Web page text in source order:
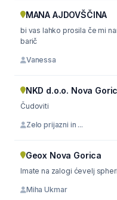
MANA AJDOVŠČINA
bi vas lahko prosila če mi
barič
Vanessa
NKD d.o.o. Nova
Čudoviti
Zelo prijazni in ...
Geox Nova Gorica
Imate na zalogi ćevelj
Miha Ukmar